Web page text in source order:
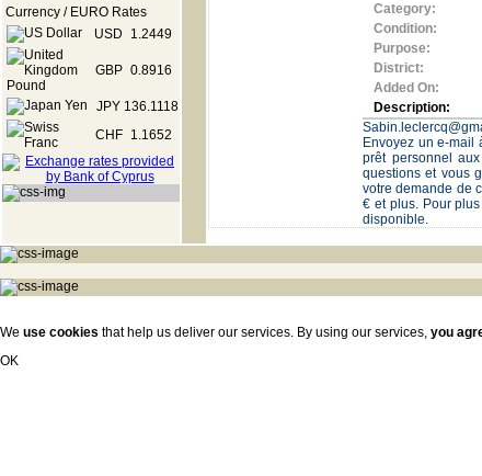
Currency / EURO Rates
USD
1.2449
GBP 0.8916
JPY 136.1118
CHF
1.1652
Category:
Condition:
Purpose:
District:
Added On:
Description:
Envoyez un e-mail
prêt personnel
questions et vous
votre demande de
€ et plus. Pour
disponible.
We use cookies that help us deliver our services. By using our services, you
OK